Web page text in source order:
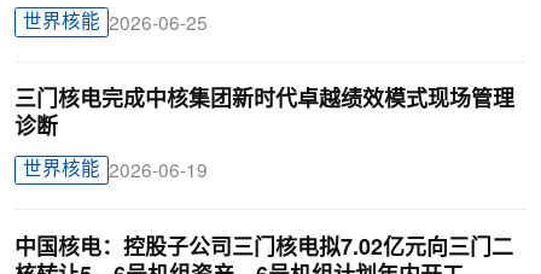
世界核能 2026-06-25
三门核电完成中核集团新时代卓越绩效模式现场管理
诊断
世界核能 2026-06-19
中国核电：控股子公司三门核电拟7.02亿元向三门二